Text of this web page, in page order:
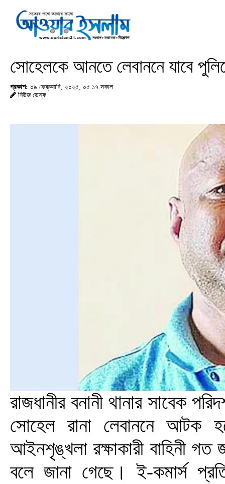
সোহেলকে আনতে লেবাননে যাবে
প্রকাশ: ০৯ ফেব্রুয়ারি, ২০২৫, ০৫:১৭ সকাল
নিউজ ডেস্ক
রাজধানীর বনানী থানার সাবেক
সোহেল রানা লেবাননে আটক
আইনশৃঙ্খলা রক্ষাকারী বাহিনী গত
বলে জানা গেছে। ই-কমার্স